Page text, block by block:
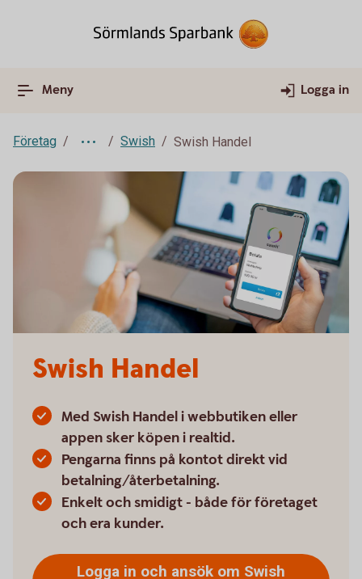
Meny Logga in
Företag Swish Swish Handel
Swish Handel
Med Swish Handel i webbutiken eller
appen sker köpen i realtid.
Pengarna finns på kontot direkt vid
betalning/återbetalning.
Enkelt och smidigt - både för företaget
och era kunder.
Logga in och ansök om Swish